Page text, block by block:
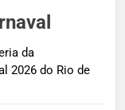
da
2026 do Rio de